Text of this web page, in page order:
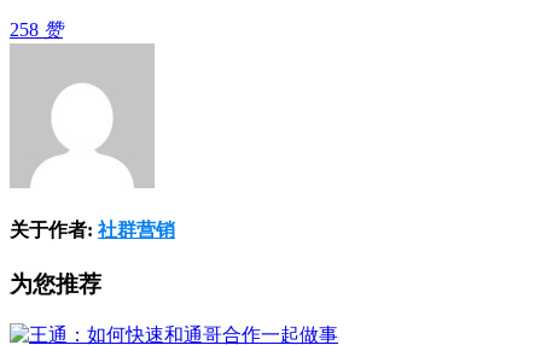
258 赞
关于作者: 社群营销
为您推荐